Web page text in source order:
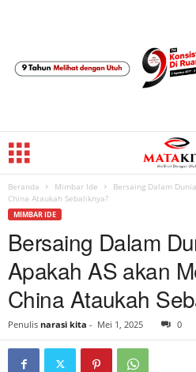
Beranda Mimbar Ide
Bersaing Dalam
China Ataukah Sebaliknya?
MIMBAR IDE
Bersaing Dalam
Apakah AS akan
China Ataukah
Penulis narasi kita - Mei 1, 2025 0